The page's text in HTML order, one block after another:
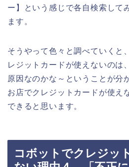
ー】という感じで各自検索して
ます。
そうやって色々と調べていくと
レジットカードが使えないのは
原因なのかな～ということが分
お店でクレジットカードが使え
できると思います。
コボットでクレジッ